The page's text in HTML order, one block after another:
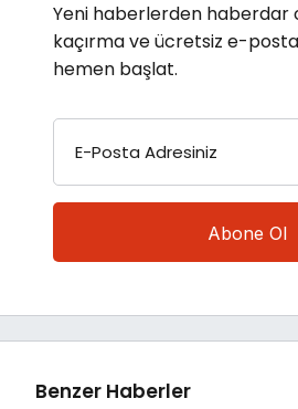
Yeni haberlerden haberdar
kaçırma ve ücretsiz e-
hemen başlat.
E-Posta Adresiniz
Benzer Haberler